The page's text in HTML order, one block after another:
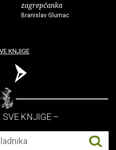
zagrepčanka
Branislav Glumac
KNJIGE
SVE KNJIGE –